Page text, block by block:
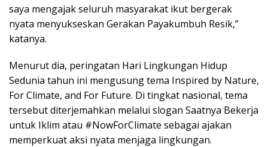
saya mengajak seluruh masyarakat ikut bergerak
nyata menyukseskan Gerakan Payakumbuh Resik,”
katanya.
Menurut dia, peringatan Hari Lingkungan Hidup
Sedunia tahun ini mengusung tema Inspired by Nature,
For Climate, and For Future. Di tingkat nasional, tema
tersebut diterjemahkan melalui slogan Saatnya Bekerja
untuk Iklim atau #NowForClimate sebagai ajakan
memperkuat aksi nyata menjaga lingkungan.